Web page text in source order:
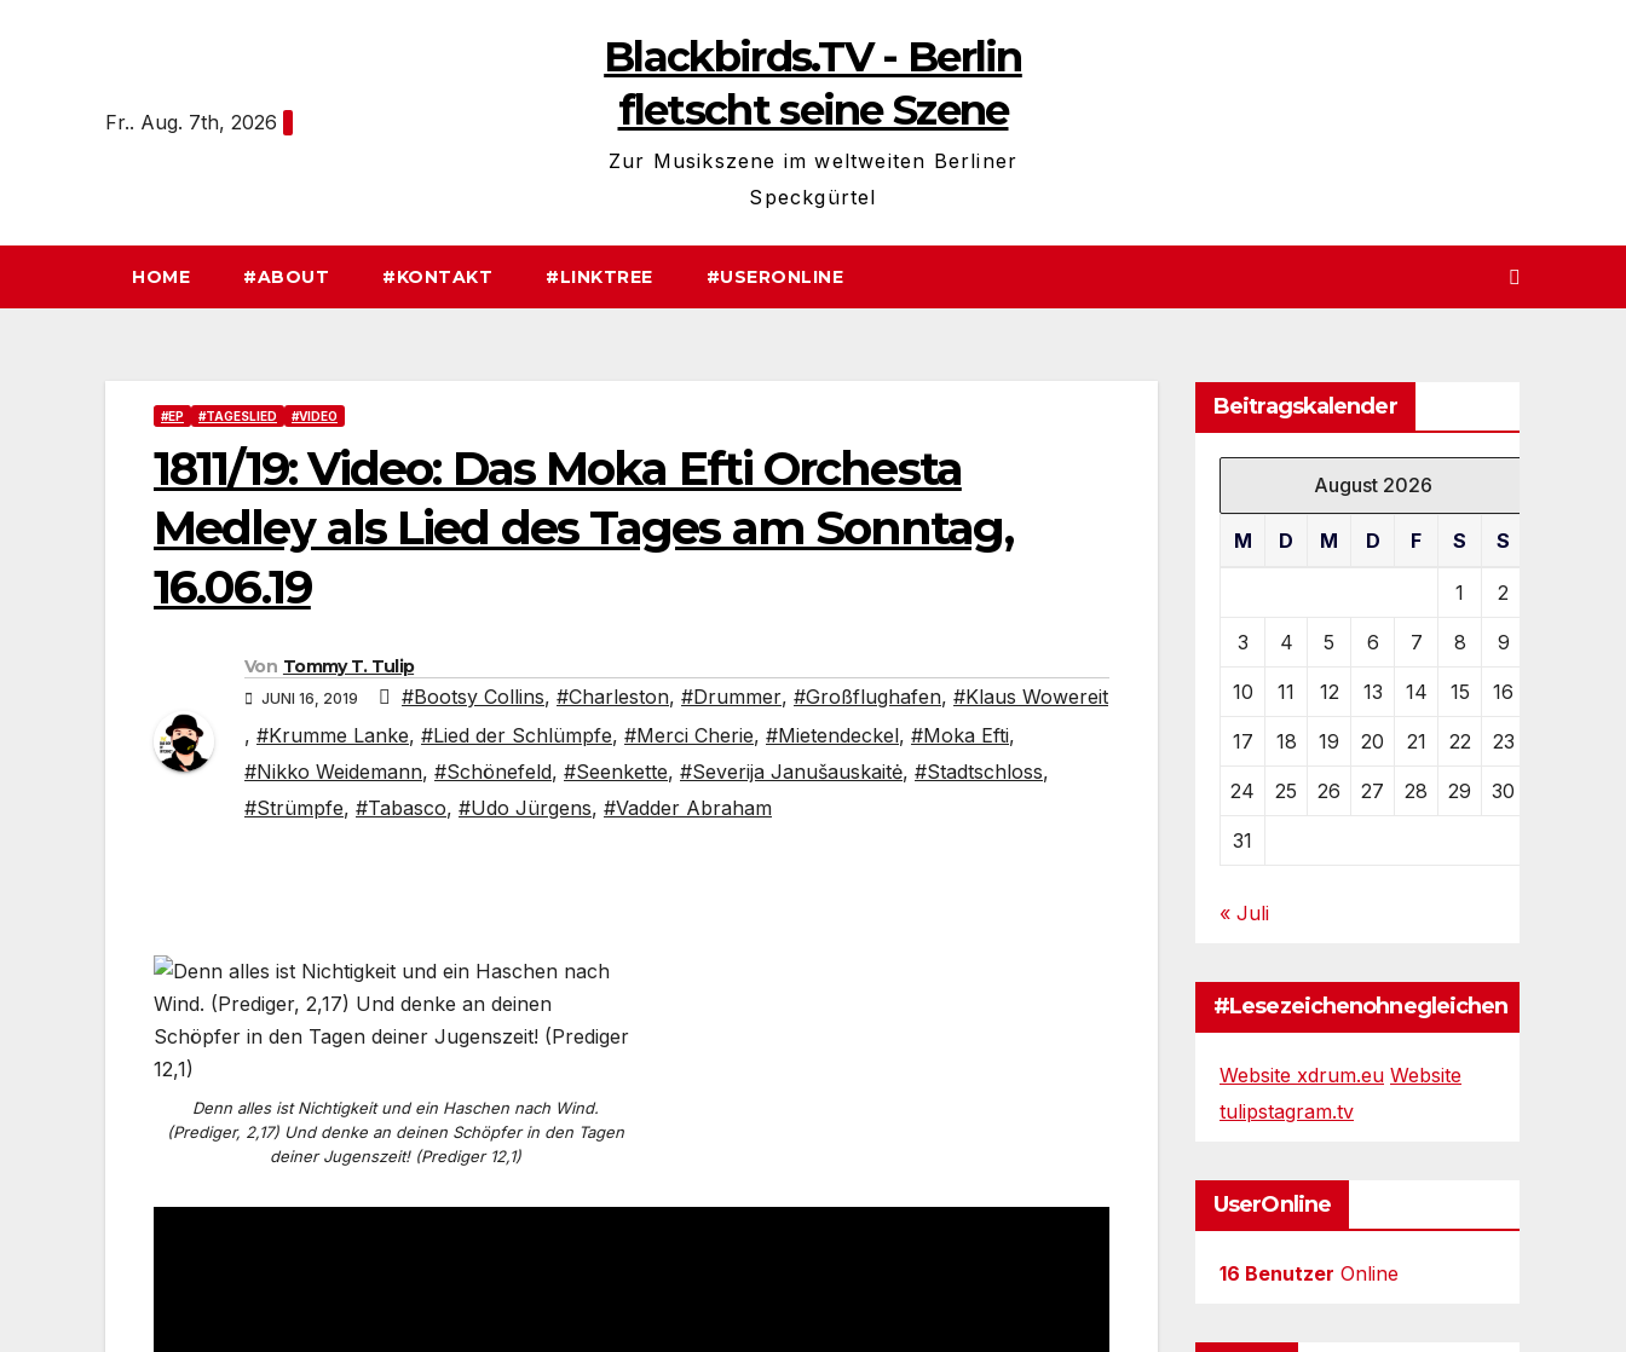
Fr.. Aug. 7th, 2026
Blackbirds.TV - Berlin
fletscht seine Szene
Zur Musikszene im weltweiten Berliner
Speckgürtel
HOME #ABOUT #KONTAKT #LINKTREE #USERONLINE
#EP #TAGESLIED #VIDEO
1811/19: Video: Das Moka Efti Orchesta
Medley als Lied des Tages am Sonntag,
16.06.19
Von Tommy T. Tulip
JUNI 16, 2019 #Bootsy Collins, #Charleston, #Drummer, #Großflughafen, #Klaus Wowereit
, #Krumme Lanke, #Lied der Schlümpfe, #Merci Cherie, #Mietendeckel, #Moka Efti,
#Nikko Weidemann, #Schönefeld, #Seenkette, #Severija Janušauskaitė, #Stadtschloss,
#Strümpfe, #Tabasco, #Udo Jürgens, #Vadder Abraham
Denn alles ist Nichtigkeit und ein Haschen nach Wind.
(Prediger, 2,17) Und denke an deinen Schöpfer in den Tagen
deiner Jugenszeit! (Prediger 12,1)
Beitragskalender
August 2026
M D M D F S S
1 2
3 4 5 6 7 8 9
10 11 12 13 14 15 16
17 18 19 20 21 22 23
24 25 26 27 28 29 30
31
« Juli
#Lesezeichenohnegleichen
Website xdrum.eu Website
tulipstagram.tv
UserOnline
16 Benutzer Online